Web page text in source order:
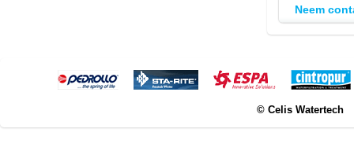
Neem
© Celis Watertech